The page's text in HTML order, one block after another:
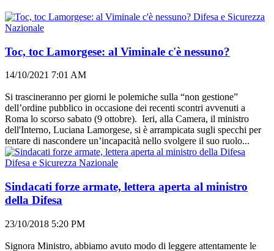
Difesa e Sicurezza
Nazionale
Toc, toc Lamorgese: al Viminale c'è nessuno?
14/10/2021 7:01 AM
Si trascineranno per giorni le polemiche sulla “non gestione”
dell’ordine pubblico in occasione dei recenti scontri avvenuti a
Roma lo scorso sabato (9 ottobre). Ieri, alla Camera, il ministro
dell'Interno, Luciana Lamorgese, si è arrampicata sugli specchi per
tentare di nascondere un’incapacità nello svolgere il suo ruolo...
Difesa e Sicurezza Nazionale
Sindacati forze armate, lettera aperta al ministro
della Difesa
23/10/2018 5:20 PM
Signora Ministro, abbiamo avuto modo di leggere attentamente le